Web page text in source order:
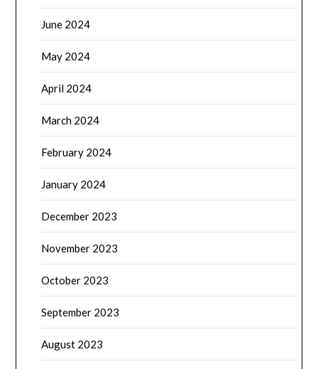
June 2024
May 2024
April 2024
March 2024
February 2024
January 2024
December 2023
November 2023
October 2023
September 2023
August 2023